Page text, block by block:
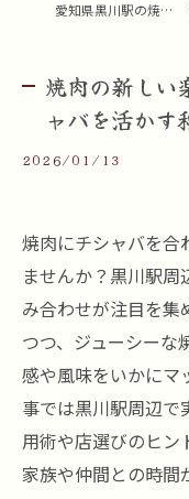
愛知県黒川駅の焼肉なら焼肉 牛炭
焼肉の新しい
ャバを活かす
2026/01/13
焼肉にチシャバを合
ませんか？黒川駅
み合わせが注目を集
つつ、ジューシーな
感や風味をいかにマ
事では黒川駅周辺
用術や店選びのヒン
家族や仲間との時間